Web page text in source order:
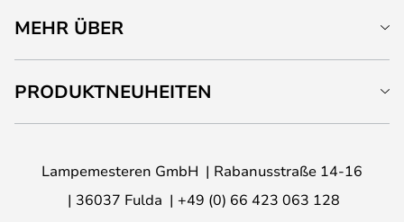
MEHR ÜBER
PRODUKTNEUHEITEN
Lampemesteren GmbH
Rabanusstraße 14-16
36037 Fulda
+49 (0) 66 423 063 128